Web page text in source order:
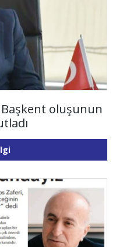
oluşunun